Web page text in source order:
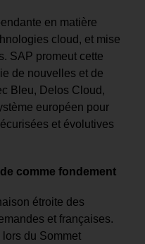
en matière
cloud, et mise
SAP promeut cette
de nouvelles et de
Bleu, Delos Cloud,
européen pour
et évolutives
comme fondement
étroite des
et françaises.
du Sommet